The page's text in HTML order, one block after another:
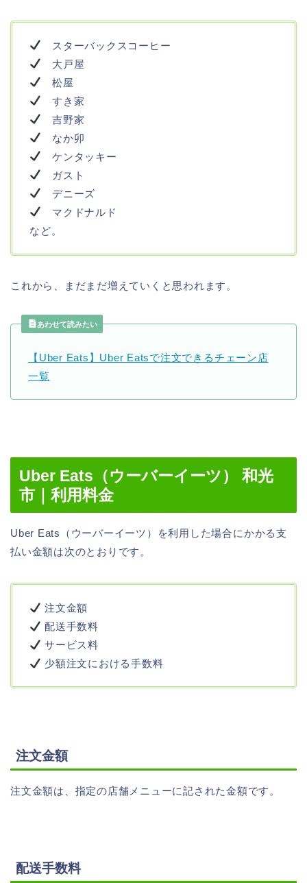
スターバックスコーヒー
大戸屋
松屋
すき家
吉野家
なか卯
ケンタッキー
ガスト
デニーズ
マクドナルド
など。
これから、まだまだ増えていくと思われます。
あわせて読みたい
【Uber Eats】Uber Eatsで注文できるチェーン店
一覧
Uber Eats（ウーバーイーツ） 和光
市｜利用料金
Uber Eats（ウーバーイーツ）を利用した場合にかかる支
払い金額は次のとおりです。
注文金額
配送手数料
サービス料
少額注文における手数料
注文金額
注文金額は、指定の店舗メニューに記された金額です。
配送手数料